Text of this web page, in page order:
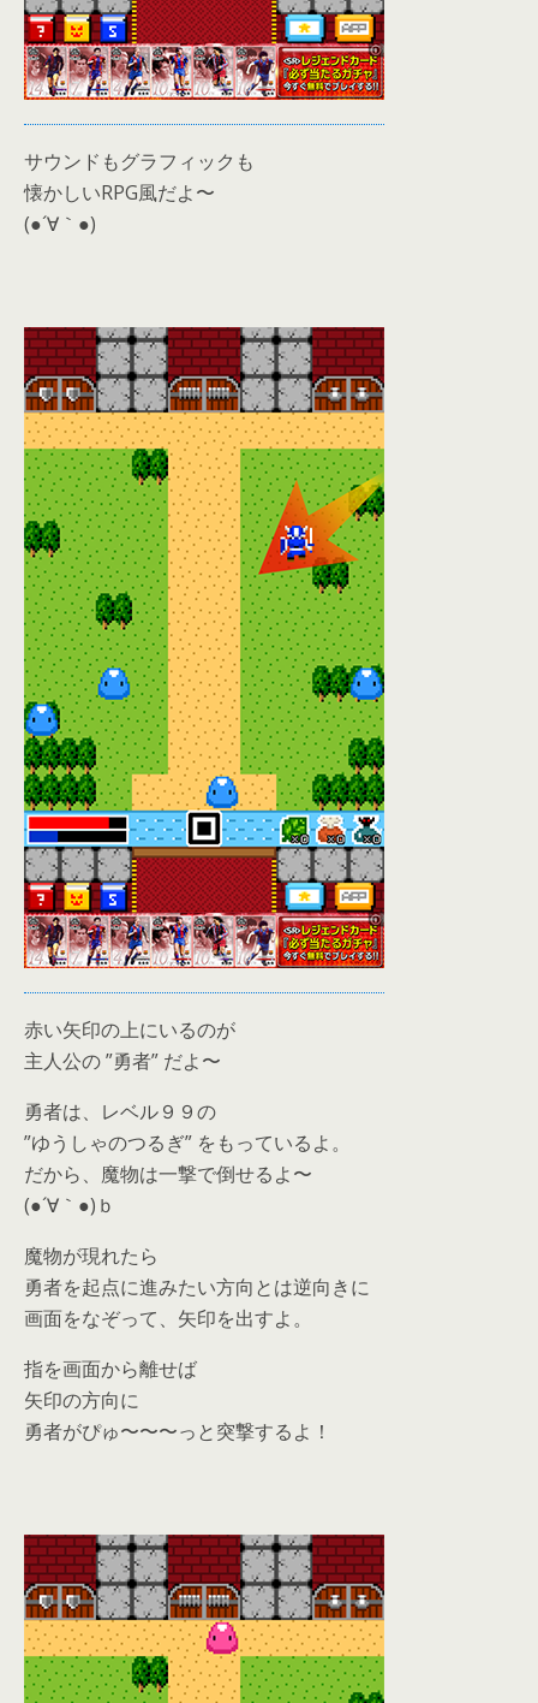
サウンドもグラフィックも
懐かしいRPG風だよ〜
(●´∀｀●)
赤い矢印の上にいるのが
主人公の ”勇者” だよ〜
勇者は、レベル９９の
”ゆうしゃのつるぎ” をもっているよ。
だから、魔物は一撃で倒せるよ〜
(●´∀｀●)ｂ
魔物が現れたら
勇者を起点に進みたい方向とは逆向きに
画面をなぞって、矢印を出すよ。
指を画面から離せば
矢印の方向に
勇者がぴゅ〜〜〜っと突撃するよ！